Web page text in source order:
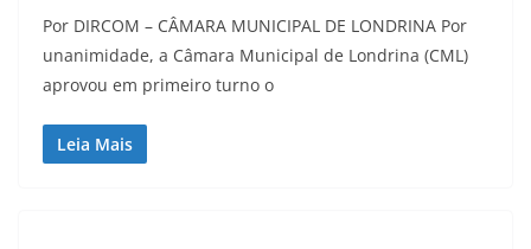
Por DIRCOM – CÂMARA MUNICIPAL DE LONDRINA Por
unanimidade, a Câmara Municipal de Londrina (CML)
aprovou em primeiro turno o
Leia Mais